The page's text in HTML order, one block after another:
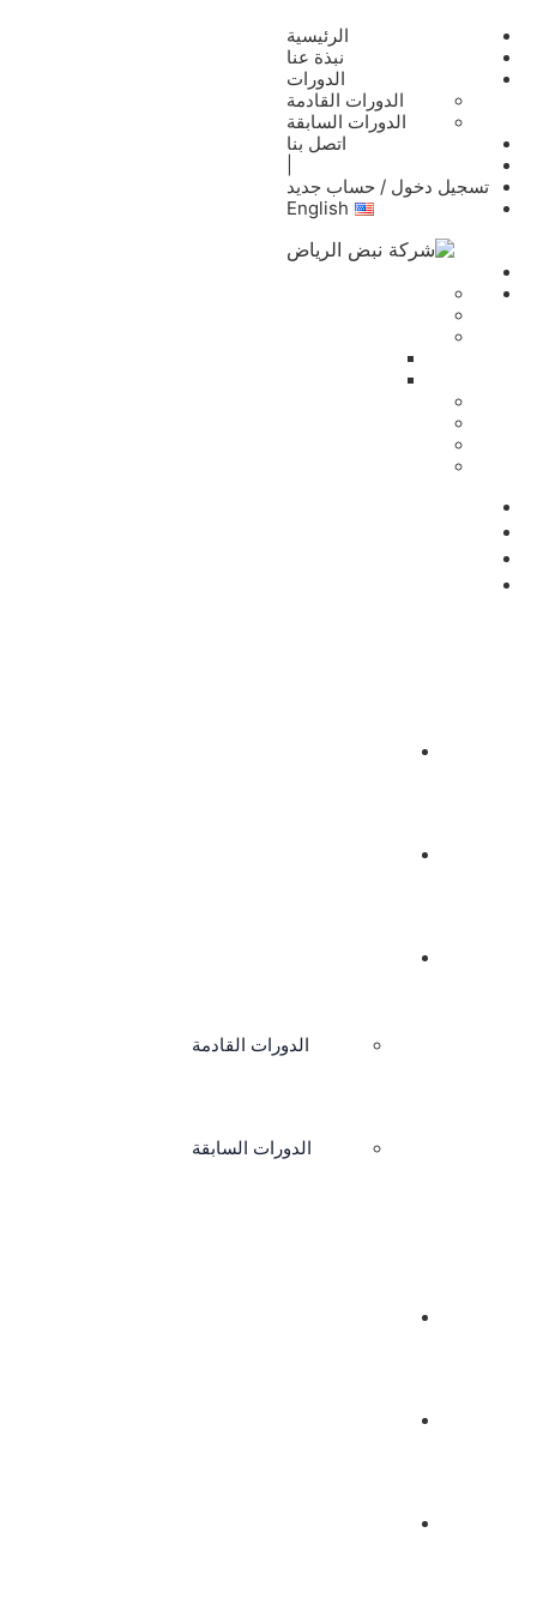
الرئيسية
نبذة عنا
الدورات
الدورات القادمة
الدورات السابقة
اتصل بنا
تسجيل دخول / حساب جديد
English
الدورات القادمة
الدورات السابقة